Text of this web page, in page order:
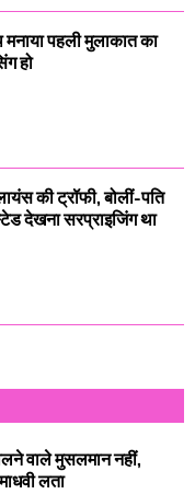
पहली मुलाकात का
हो
की ट्रॉफी, बोलीं-पति
देखना सरप्राइजिंग था
वाले मुसलमान नहीं,
लता